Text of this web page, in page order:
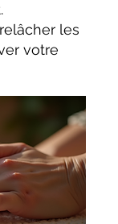
les
votre